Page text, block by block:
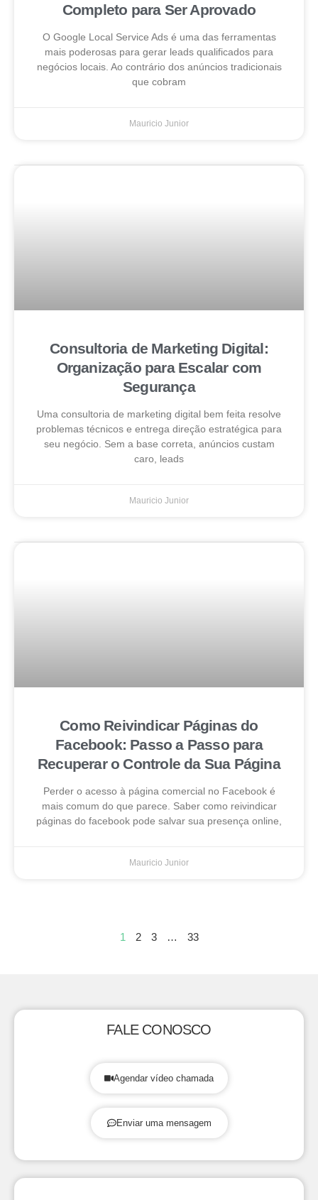
Completo para Ser Aprovado
O Google Local Service Ads é uma das ferramentas
mais poderosas para gerar leads qualificados para
negócios locais. Ao contrário dos anúncios tradicionais
que cobram
Mauricio Junior
Consultoria de Marketing Digital:
Organização para Escalar com
Segurança
Uma consultoria de marketing digital bem feita resolve
problemas técnicos e entrega direção estratégica para
seu negócio. Sem a base correta, anúncios custam
caro, leads
Mauricio Junior
Como Reivindicar Páginas do
Facebook: Passo a Passo para
Recuperar o Controle da Sua Página
Perder o acesso à página comercial no Facebook é
mais comum do que parece. Saber como reivindicar
páginas do facebook pode salvar sua presença online,
Mauricio Junior
1 2 3 … 33
FALE CONOSCO
Agendar vídeo chamada
Enviar uma mensagem